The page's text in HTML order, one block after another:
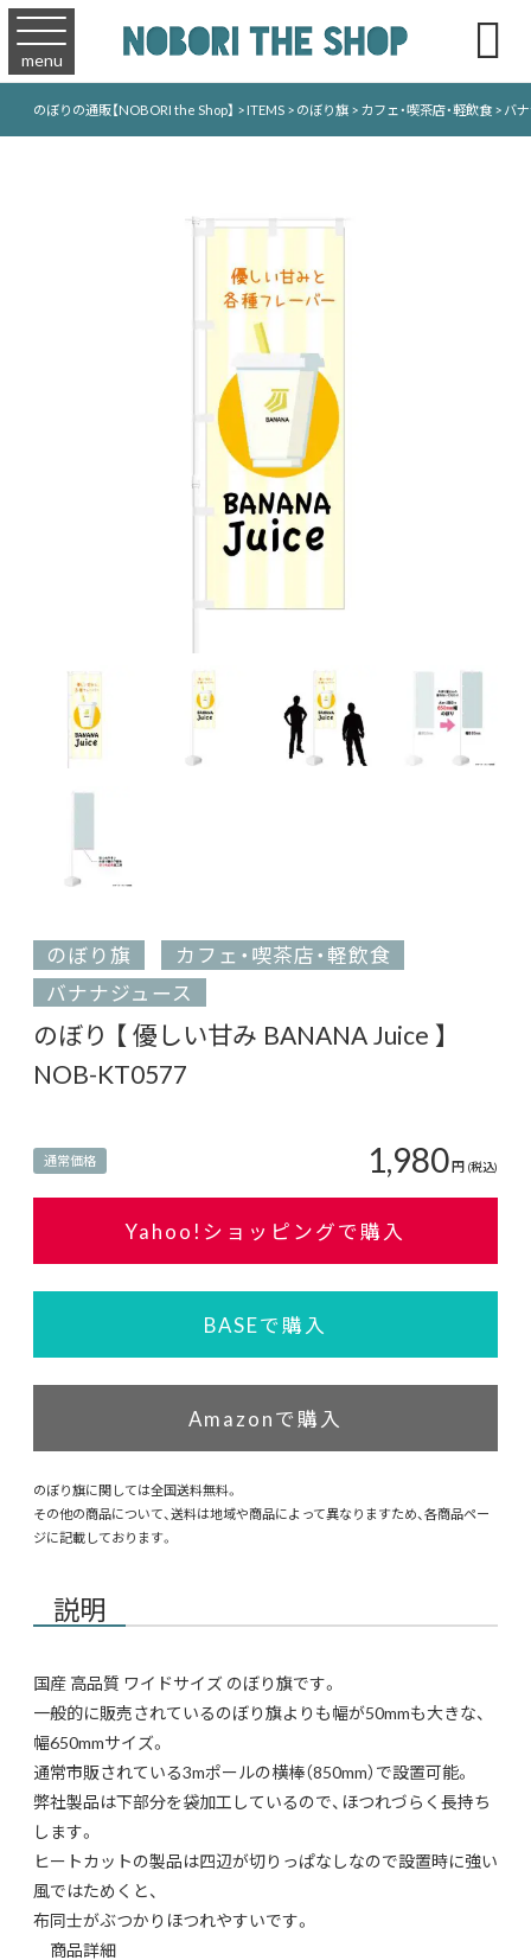
menu 
のぼりの通販【NOBORI the Shop】 >ITEMS>のぼり旗>カフェ・喫茶店・軽飲食>バ
のぼり旗
カフェ・喫茶店・軽飲食
バナナジュース
のぼり 【 優しい甘み BANANA Juice 】
NOB-KT0577
通常価格 1,980円 (税込)
Yahoo!ショッピングで購入
BASEで購入
Amazonで購入
のぼり旗に関しては全国送料無料。
その他の商品について、送料は地域や商品によって異なりますため、各商品ペー
ジに記載しております。
説明
国産 高品質 ワイドサイズ のぼり旗です。
一般的に販売されているのぼり旗よりも幅が50mmも大きな、
幅650mmサイズ。
通常市販されている3mポールの横棒（850mm）で設置可能。
弊社製品は下部分を袋加工しているので、ほつれづらく長持ち
します。
ヒートカットの製品は四辺が切りっぱなしなので設置時に強い
風ではためくと、
布同士がぶつかりほつれやすいです。
商品詳細